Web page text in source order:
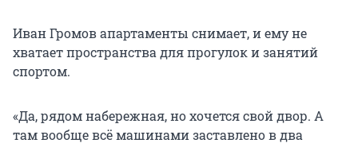
Иван Громов апартаменты снимает, и ему не
хватает пространства для прогулок и занятий
спортом.
«Да, рядом набережная, но хочется свой двор. А
там вообще всё машинами заставлено в два